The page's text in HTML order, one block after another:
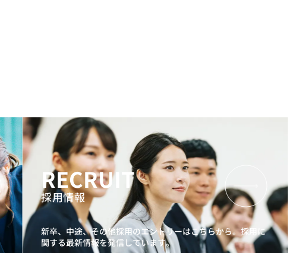
RECRUIT
採用情報
新卒、中途、その他採用のエントリーはこちらから。採用に
関する最新情報を発信しています。